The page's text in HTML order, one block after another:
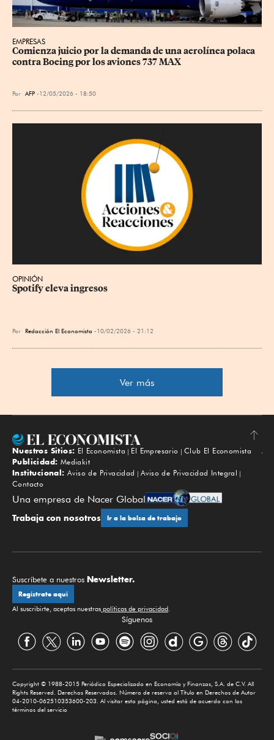
EMPRESAS
Comienza juicio por la demanda de una aerolínea polaca
contra Boeing por los aviones 737 MAX
Por AFP 12/05/2026 - 18:50
OPINIÓN
Spotify eleva ingresos
Por Redacción El Economista 10/02/2026 - 21:12
Ver más
Subir
Nuestros Sitios: El Economista El Empresario
Club El Economista
Publicidad: Mediakit
Institucional: Aviso de Privacidad
Aviso de Privacidad Integral
Contacto
Una empresa de Nacer Global
Trabaja con nosotros Ir a la bolsa de trabajo
Suscríbete a nuestros Newsletter.
Regístrate aquí
Al suscribirte, aceptas nuestras políticas de privacidad.
Síguenos
Copyright © 1988-2015 Periódico Especializado en Economía y Finanzas, S.A. de C.V. All
Rights Reserved. Derechos Reservados. Número de reserva al Título en Derechos de Autor
04-2010-062510353600-203. Al visitar esta página, usted está de acuerdo con los
términos del servicio